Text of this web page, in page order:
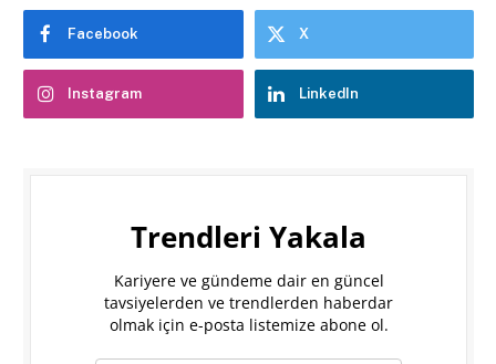
Facebook X
Instagram LinkedIn
Trendleri Yakala
Kariyere ve gündeme dair en güncel
tavsiyelerden ve trendlerden haberdar
olmak için e-posta listemize abone ol.